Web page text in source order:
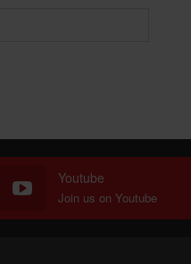
Youtube
Join us on Youtube